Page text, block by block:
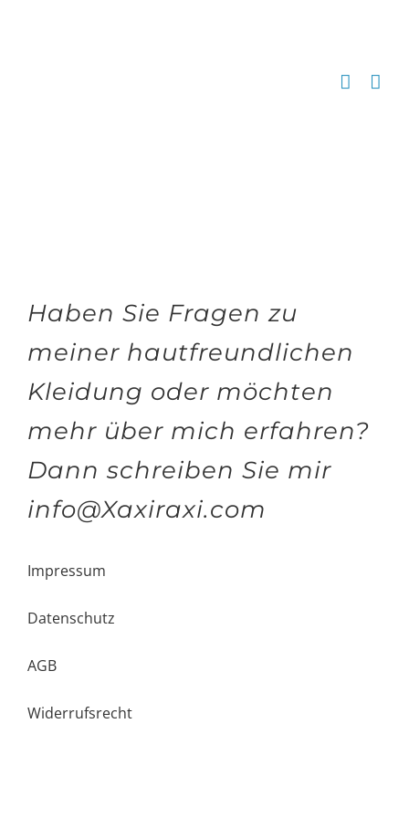
Haben Sie Fragen zu
meiner hautfreundlichen
Kleidung oder möchten
mehr über mich erfahren?
Dann schreiben Sie mir
info@Xaxiraxi.com
Impressum
Datenschutz
AGB
Widerrufsrecht